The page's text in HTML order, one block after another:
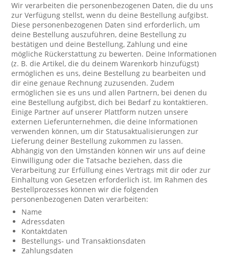
Wir verarbeiten die personenbezogenen Daten, die du uns
zur Verfügung stellst, wenn du deine Bestellung aufgibst.
Diese personenbezogenen Daten sind erforderlich, um
deine Bestellung auszuführen, deine Bestellung zu
bestätigen und deine Bestellung, Zahlung und eine
mögliche Rückerstattung zu bewerten. Deine Informationen
(z. B. die Artikel, die du deinem Warenkorb hinzufügst)
ermöglichen es uns, deine Bestellung zu bearbeiten und
dir eine genaue Rechnung zuzusenden. Zudem
ermöglichen sie es uns und allen Partnern, bei denen du
eine Bestellung aufgibst, dich bei Bedarf zu kontaktieren.
Einige Partner auf unserer Plattform nutzen unsere
externen Lieferunternehmen, die deine Informationen
verwenden können, um dir Statusaktualisierungen zur
Lieferung deiner Bestellung zukommen zu lassen.
Abhängig von den Umständen können wir uns auf deine
Einwilligung oder die Tatsache beziehen, dass die
Verarbeitung zur Erfüllung eines Vertrags mit dir oder zur
Einhaltung von Gesetzen erforderlich ist. Im Rahmen des
Bestellprozesses können wir die folgenden
personenbezogenen Daten verarbeiten:
Name
Adressdaten
Kontaktdaten
Bestellungs- und Transaktionsdaten
Zahlungsdaten